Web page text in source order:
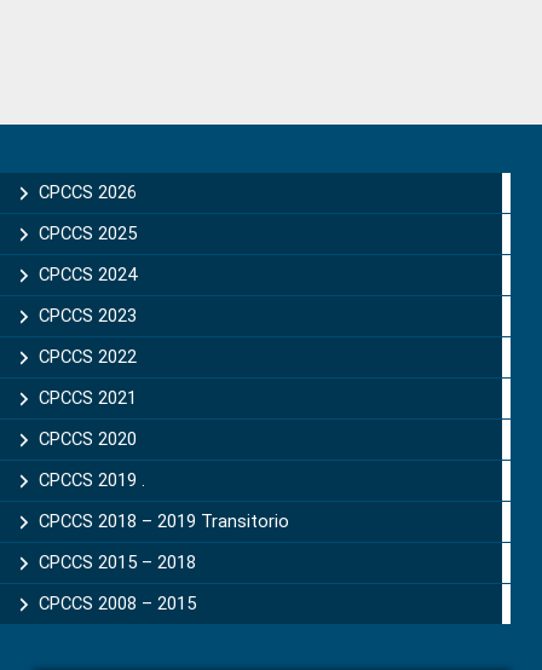
Sidebar
CPCCS 2026
CPCCS 2025
CPCCS 2024
CPCCS 2023
CPCCS 2022
CPCCS 2021
CPCCS 2020
CPCCS 2019 .
CPCCS 2018 – 2019 Transitorio
CPCCS 2015 – 2018
CPCCS 2008 – 2015